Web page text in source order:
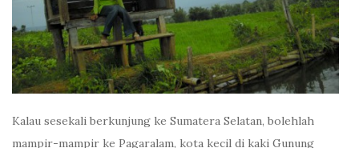
Kalau sesekali berkunjung ke Sumatera Selatan, bolehlah
mampir-mampir ke Pagaralam, kota kecil di kaki Gunung